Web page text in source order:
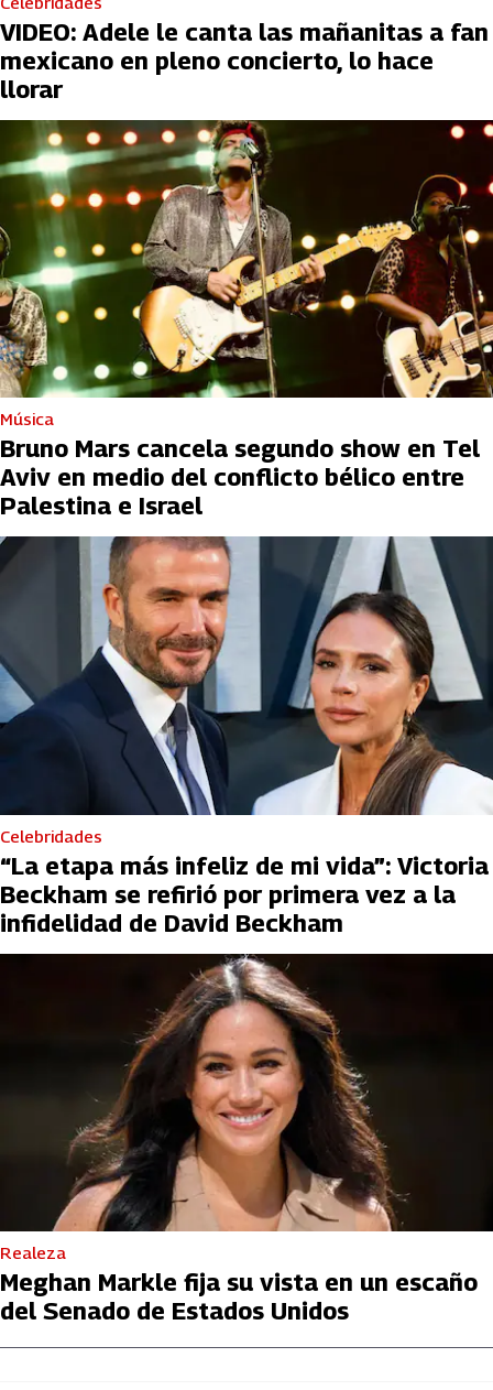
VIDEO: Adele le canta las mañanitas a fan
mexicano en pleno concierto, lo hace
llorar
Música
Bruno Mars cancela segundo show en Tel
Aviv en medio del conflicto bélico entre
Palestina e Israel
Celebridades
“La etapa más infeliz de mi vida”: Victoria
Beckham se refirió por primera vez a la
infidelidad de David Beckham
Realeza
Meghan Markle fija su vista en un escaño
del Senado de Estados Unidos